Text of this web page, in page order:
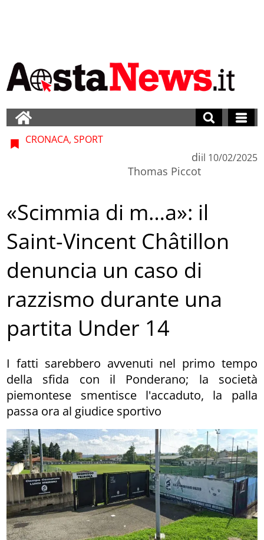
CRONACA, SPORT
di
Thomas Piccot
il 10/02/2025
«Scimmia di m…a»: il
Saint-Vincent Châtillon
denuncia un caso di
razzismo durante una
partita Under 14
I fatti sarebbero avvenuti nel primo tempo
della sfida con il Ponderano; la società
piemontese smentisce l'accaduto, la palla
passa ora al giudice sportivo